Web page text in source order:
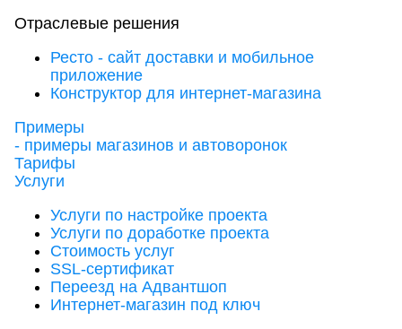
Отраслевые решения
Ресто - сайт доставки и мобильное
приложение
Конструктор для интернет-магазина
Примеры
- примеры магазинов и автоворонок
Тарифы
Услуги
Услуги по настройке проекта
Услуги по доработке проекта
Стоимость услуг
SSL-сертификат
Переезд на Адвантшоп
Интернет-магазин под ключ